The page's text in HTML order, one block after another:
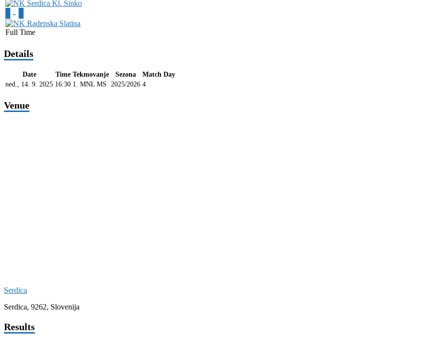
-
Full Time
Details
Date Time Tekmovanje Sezona
Match Day
ned., 14. 9. 2025 16:30 1. MNL MS 2025/2026 4
Venue
Serdica
Serdica, 9262, Slovenija
Results